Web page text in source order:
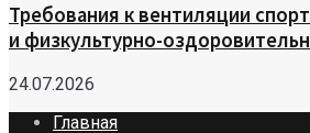
Требования к вентиляции
и физкультурно-
24.07.2026
Главная